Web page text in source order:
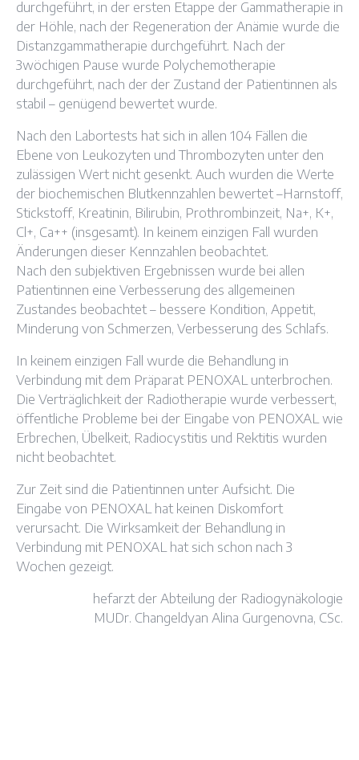
durchgeführt, in der ersten Etappe der Gammatherapie in
der Höhle, nach der Regeneration der Anämie wurde die
Distanzgammatherapie durchgeführt. Nach der
3wöchigen Pause wurde Polychemotherapie
durchgeführt, nach der der Zustand der Patientinnen als
stabil – genügend bewertet wurde.
Nach den Labortests hat sich in allen 104 Fällen die
Ebene von Leukozyten und Thrombozyten unter den
zulässigen Wert nicht gesenkt. Auch wurden die Werte
der biochemischen Blutkennzahlen bewertet –Harnstoff,
Stickstoff, Kreatinin, Bilirubin, Prothrombinzeit, Na+, K+,
Cl+, Ca++ (insgesamt). In keinem einzigen Fall wurden
Änderungen dieser Kennzahlen beobachtet.
Nach den subjektiven Ergebnissen wurde bei allen
Patientinnen eine Verbesserung des allgemeinen
Zustandes beobachtet – bessere Kondition, Appetit,
Minderung von Schmerzen, Verbesserung des Schlafs.
In keinem einzigen Fall wurde die Behandlung in
Verbindung mit dem Präparat PENOXAL unterbrochen.
Die Verträglichkeit der Radiotherapie wurde verbessert,
öffentliche Probleme bei der Eingabe von PENOXAL wie
Erbrechen, Übelkeit, Radiocystitis und Rektitis wurden
nicht beobachtet.
Zur Zeit sind die Patientinnen unter Aufsicht. Die
Eingabe von PENOXAL hat keinen Diskomfort
verursacht. Die Wirksamkeit der Behandlung in
Verbindung mit PENOXAL hat sich schon nach 3
Wochen gezeigt.
hefarzt der Abteilung der Radiogynäkologie
MUDr. Changeldyan Alina Gurgenovna, CSc.